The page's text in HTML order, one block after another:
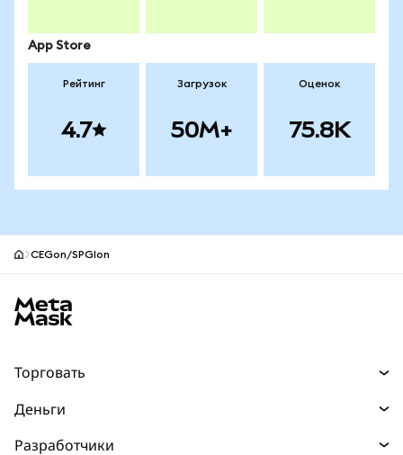
App Store
Рейтинг
4.7
Загрузок
50M+
Оценок
75.8K
CEGon/SPGIon
Торговать
Деньги
Разработчики